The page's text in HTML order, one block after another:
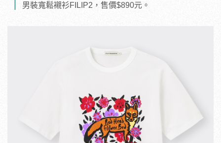
男裝寬鬆襯衫FILIP2，售價$890元。